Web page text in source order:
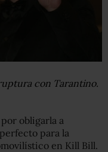
con Tarantino.
obligarla a
para la
en Kill Bill.